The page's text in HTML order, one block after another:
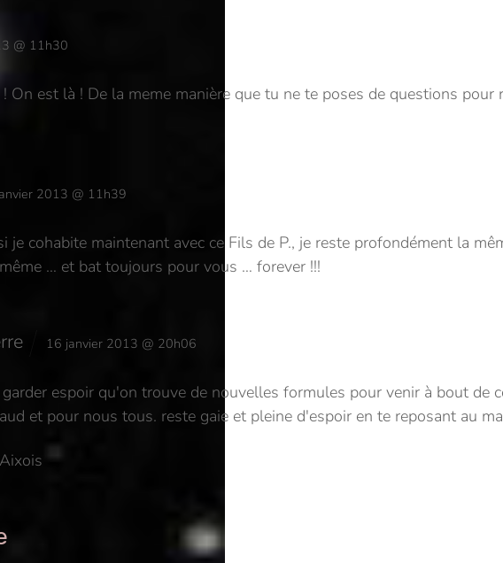
@ 11h30
On est là ! De la meme manière que tu ne te poses de questions pour
2013 @ 11h39
je cohabite maintenant avec ce Fils de P., je reste profondément la
… et bat toujours pour vous … forever !!!
16 janvier 2013 @ 20h06
espoir qu'on trouve de nouvelles formules pour venir à bout de
et pour nous tous. reste gaie et pleine d'espoir en te reposant au